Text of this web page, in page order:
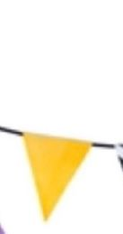
IMG_4017